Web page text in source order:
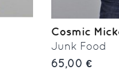
Cosmic
Junk Food
65,00 €